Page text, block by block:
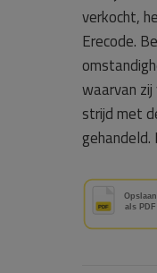
verkocht,
Erecode.
waarvan zij
strijd met